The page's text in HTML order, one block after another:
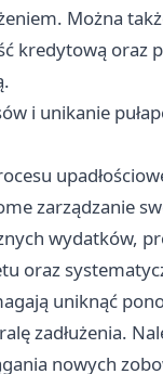
Można
kredytową oraz
i unikanie
zarządzanie
wydatków,
oraz
uniknąć
zadłużenia.
nowych